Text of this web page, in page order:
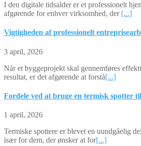
I den digitale tidsalder er et professionelt
afgørende for enhver virksomhed, der [...]
Vigtigheden af professionelt
3 april, 2026
Når et byggeprojekt skal gennemføres
resultat, er det afgørende at forstå[...]
Fordele ved at bruge en termisk spotter
1 april, 2026
Termiske spottere er blevet en uundgåelig
især for dem, der ønsker at for[...]